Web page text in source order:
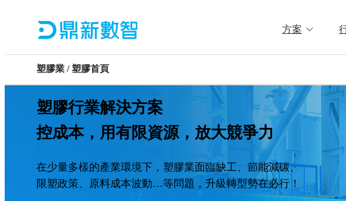
方案
塑膠業 / 塑膠首頁
塑膠行業解決方案
控成本，用有限資源，放大競爭力
在少量多樣的產業環境下，塑膠業面臨缺工、節能減碳、
限塑政策、原料成本波動…等問題，升級轉型勢在必行！